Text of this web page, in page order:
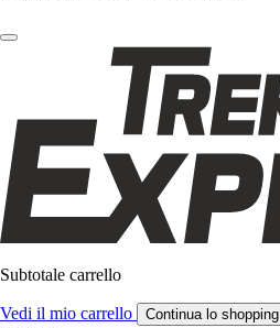
Subtotale carrello
Vedi il mio carrello Continua lo shopping